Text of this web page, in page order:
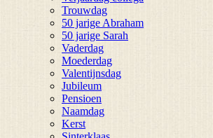
Trouwdag
50 jarige Abraham
50 jarige Sarah
Vaderdag
Moederdag
Valentijnsdag
Jubileum
Pensioen
Naamdag
Kerst